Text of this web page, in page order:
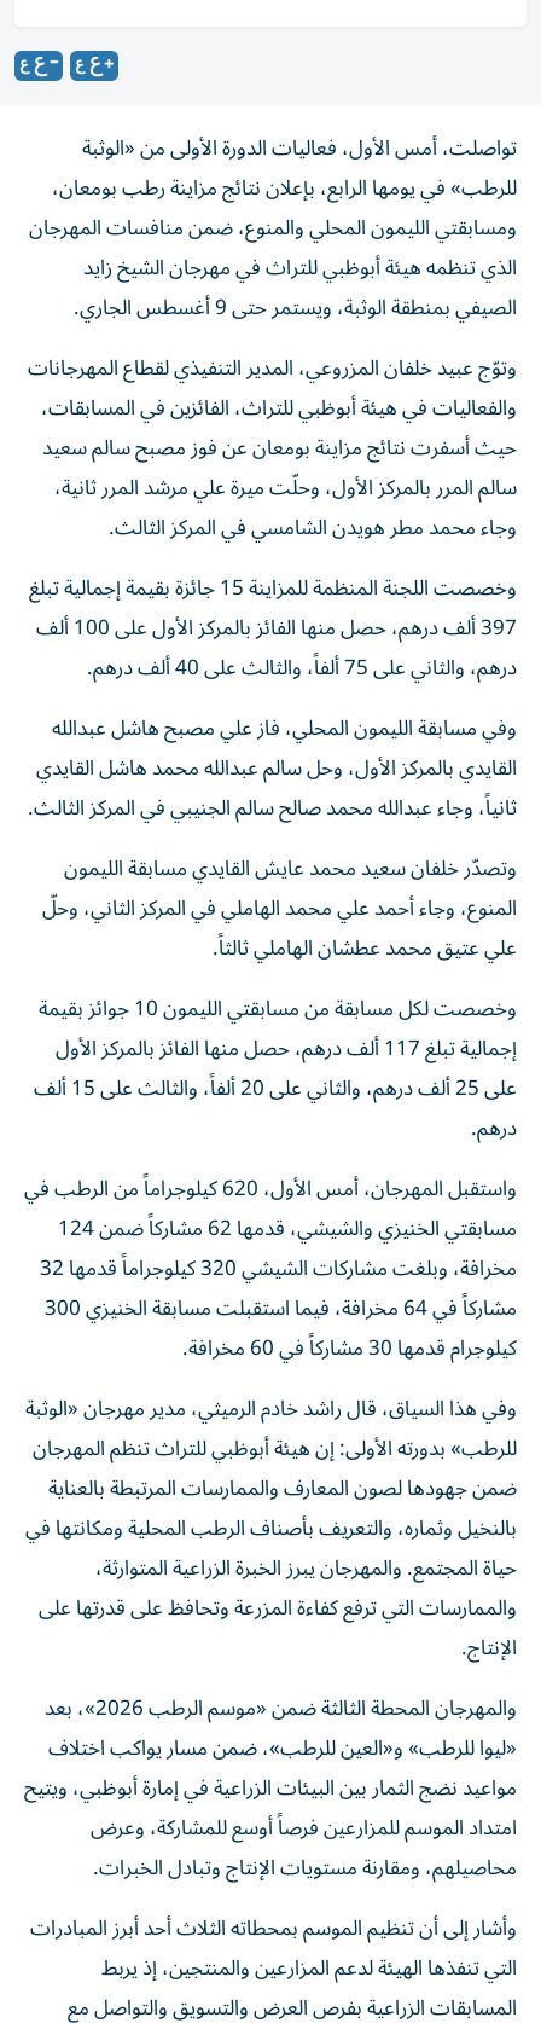
تواصلت، أمس الأول، فعاليات الدورة الأولى من «الوثبة
للرطب» في يومها الرابع، بإعلان نتائج مزاينة رطب بومعان،
ومسابقتي الليمون المحلي والمنوع، ضمن منافسات المهرجان
الذي تنظمه هيئة أبوظبي للتراث في مهرجان الشيخ زايد
الصيفي بمنطقة الوثبة، ويستمر حتى 9 أغسطس الجاري.
وتوّج عبيد خلفان المزروعي، المدير التنفيذي لقطاع المهرجانات
والفعاليات في هيئة أبوظبي للتراث، الفائزين في المسابقات،
حيث أسفرت نتائج مزاينة بومعان عن فوز مصبح سالم سعيد
سالم المرر بالمركز الأول، وحلّت ميرة علي مرشد المرر ثانية،
وجاء محمد مطر هويدن الشامسي في المركز الثالث.
وخصصت اللجنة المنظمة للمزاينة 15 جائزة بقيمة إجمالية تبلغ
397 ألف درهم، حصل منها الفائز بالمركز الأول على 100 ألف
درهم، والثاني على 75 ألفاً، والثالث على 40 ألف درهم.
وفي مسابقة الليمون المحلي، فاز علي مصبح هاشل عبدالله
القايدي بالمركز الأول، وحل سالم عبدالله محمد هاشل القايدي
ثانياً، وجاء عبدالله محمد صالح سالم الجنيبي في المركز الثالث.
وتصدّر خلفان سعيد محمد عايش القايدي مسابقة الليمون
المنوع، وجاء أحمد علي محمد الهاملي في المركز الثاني، وحلّ
علي عتيق محمد عطشان الهاملي ثالثاً.
وخصصت لكل مسابقة من مسابقتي الليمون 10 جوائز بقيمة
إجمالية تبلغ 117 ألف درهم، حصل منها الفائز بالمركز الأول
على 25 ألف درهم، والثاني على 20 ألفاً، والثالث على 15 ألف
درهم.
واستقبل المهرجان، أمس الأول، 620 كيلوجراماً من الرطب في
مسابقتي الخنيزي والشيشي، قدمها 62 مشاركاً ضمن 124
مخرافة، وبلغت مشاركات الشيشي 320 كيلوجراماً قدمها 32
مشاركاً في 64 مخرافة، فيما استقبلت مسابقة الخنيزي 300
كيلوجرام قدمها 30 مشاركاً في 60 مخرافة.
وفي هذا السياق، قال راشد خادم الرميثي، مدير مهرجان «الوثبة
للرطب» بدورته الأولى: إن هيئة أبوظبي للتراث تنظم المهرجان
ضمن جهودها لصون المعارف والممارسات المرتبطة بالعناية
بالنخيل وثماره، والتعريف بأصناف الرطب المحلية ومكانتها في
حياة المجتمع. والمهرجان يبرز الخبرة الزراعية المتوارثة،
والممارسات التي ترفع كفاءة المزرعة وتحافظ على قدرتها على
الإنتاج.
والمهرجان المحطة الثالثة ضمن «موسم الرطب 2026»، بعد
«ليوا للرطب» و«العين للرطب»، ضمن مسار يواكب اختلاف
مواعيد نضج الثمار بين البيئات الزراعية في إمارة أبوظبي، ويتيح
امتداد الموسم للمزارعين فرصاً أوسع للمشاركة، وعرض
محاصيلهم، ومقارنة مستويات الإنتاج وتبادل الخبرات.
وأشار إلى أن تنظيم الموسم بمحطاته الثلاث أحد أبرز المبادرات
التي تنفذها الهيئة لدعم المزارعين والمنتجين، إذ يربط
المسابقات الزراعية بفرص العرض والتسويق والتواصل مع